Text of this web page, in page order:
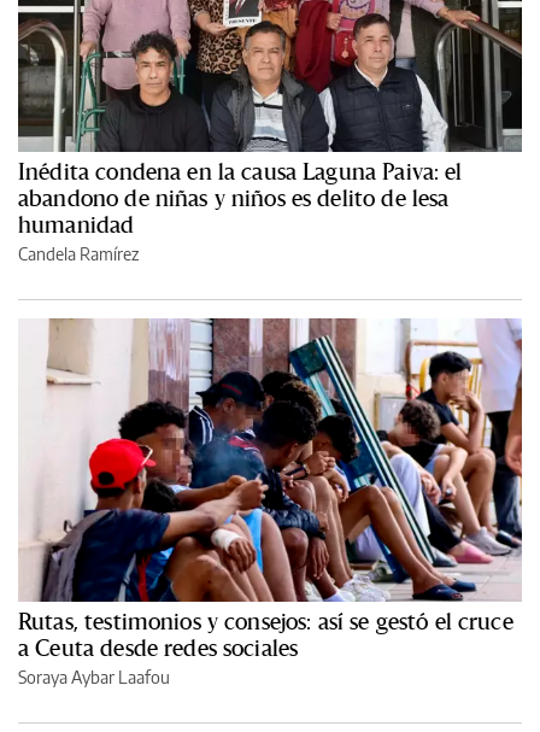
Inédita condena en la causa Laguna Paiva: el
abandono de niñas y niños es delito de lesa
humanidad
Candela Ramírez
Rutas, testimonios y consejos: así se gestó el cruce
a Ceuta desde redes sociales
Soraya Aybar Laafou